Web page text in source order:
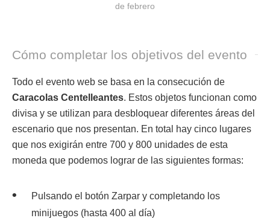
de febrero
Cómo completar los objetivos del evento
Todo el evento web se basa en la consecución de
Caracolas Centelleantes. Estos objetos funcionan como
divisa y se utilizan para desbloquear diferentes áreas del
escenario que nos presentan. En total hay cinco lugares
que nos exigirán entre 700 y 800 unidades de esta
moneda que podemos lograr de las siguientes formas:
Pulsando el botón Zarpar y completando los
minijuegos (hasta 400 al día)